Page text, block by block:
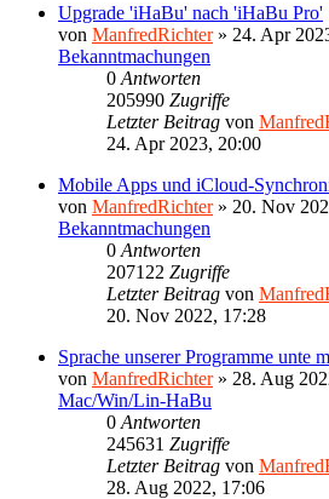
Upgrade 'iHaBu' nach 'iHaBu Pro'
von ManfredRichter» 24. Apr
Bekanntmachungen
0 Antworten
205990 Zugriffe
Letzter Beitrag von
24. Apr 2023, 20:00
Mobile Apps und iCloud-
von ManfredRichter» 20. Nov
Bekanntmachungen
0 Antworten
207122 Zugriffe
Letzter Beitrag von
20. Nov 2022, 17:28
Sprache unserer Programme unte
von ManfredRichter» 28. Aug
Mac/Win/Lin-HaBu
0 Antworten
245631 Zugriffe
Letzter Beitrag von
28. Aug 2022, 17:06